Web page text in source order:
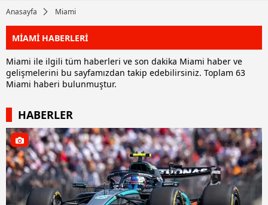
Anasayfa Miami
MİAMİ HABERLERİ
Miami ile ilgili tüm haberleri ve son dakika Miami haber ve
gelişmelerini bu sayfamızdan takip edebilirsiniz. Toplam 63
Miami haberi bulunmuştur.
HABERLER